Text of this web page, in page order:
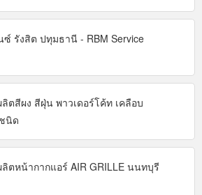
ซ์ รังสิต ปทุมธานี - RBM Service
ตสีผง สีฝุ่น พาวเดอร์โค้ท เคลือบ
นิด
ลิตหน้ากากแอร์ AIR GRILLE นนทบุรี